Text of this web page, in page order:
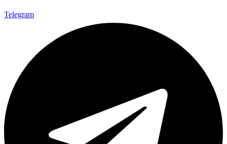
Telegram